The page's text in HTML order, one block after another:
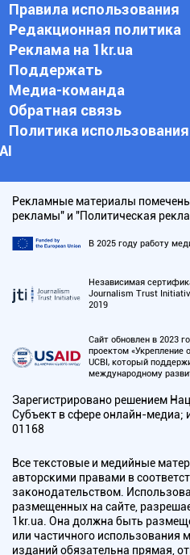
Правила использования
Редакционная политика
Реклама на 1kr.ua
Поддержать
Медиа-команда
Обратная связь
Политика использования
АI
Рекламные материалы
рекламы" и "Политическая
В 2025 году работу
Независимая
Journalism Trust
2019
Сайт обновлен в 2023
проектом «Укрепление
UCBI, который
международному
Зарегистрировано решением
Субъект в сфере онлайн-медиа;
01168
Все текстовые и медийные
авторскими правами в
законодательством.
размещенных на сайте,
1kr.ua. Она должна быть
или частичного использования
изданий обязательна прямая,